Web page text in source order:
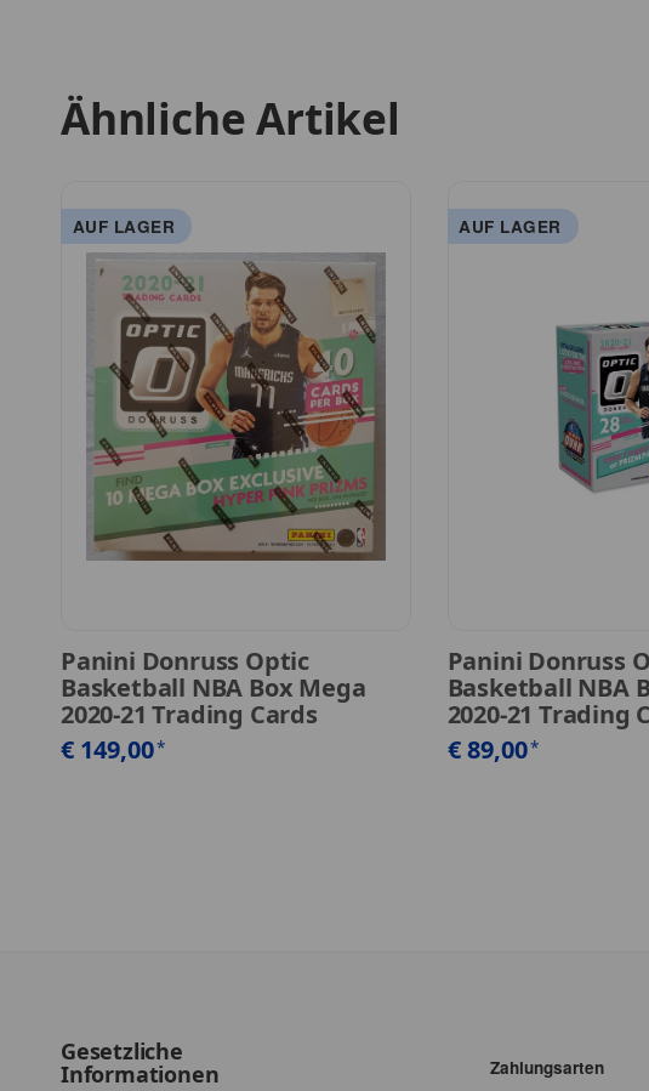
Ähnliche Artikel
AUF LAGER
Panini Donruss Optic
Basketball NBA Box Mega
2020-21 Trading Cards
€ 149,00*
AUF LAGER
Panini Donruss
Basketball NBA
2020-21 Trading
€ 89,00*
Gesetzliche
Informationen Zahlungsarten